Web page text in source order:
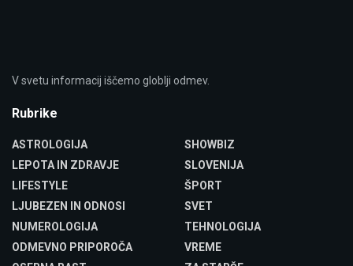
V svetu informacij iščemo globlji odmev.
Rubrike
ASTROLOGIJA
LEPOTA IN ZDRAVJE
LIFESTYLE
LJUBEZEN IN ODNOSI
NUMEROLOGIJA
ODMEVNO PRIPOROČA
SHOWBIZ
SLOVENIJA
ŠPORT
SVET
TEHNOLOGIJA
VREME